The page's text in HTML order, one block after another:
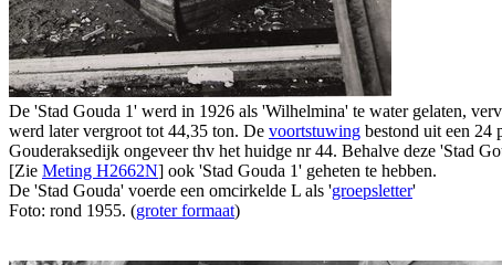
De 'Stad Gouda 1' werd in 1926 als 'Wilhelmina' te water gelaten,
werd later vergroot tot 44,35 ton. De voortstuwing bestond uit een 24
Gouderaksedijk ongeveer thv het huidge nr 44. Behalve deze 'Stad
[Zie Meting H2662N] ook 'Stad Gouda 1' geheten te hebben.
De 'Stad Gouda' voerde een omcirkelde L als 'groepsletter'
Foto: rond 1955. (groter formaat)